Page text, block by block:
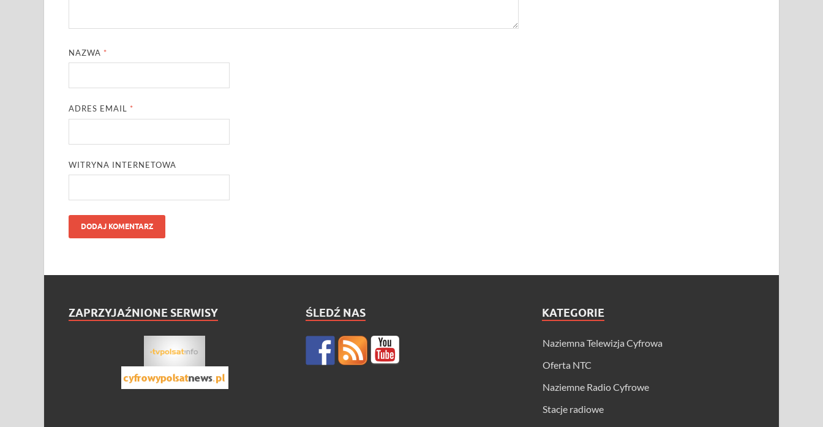
NAZWA *
ADRES EMAIL *
WITRYNA INTERNETOWA
ZAPRZYJAŹNIONE SERWISY ŚLEDŹ NAS KATEGORIE
Naziemna Telewizja Cyfrowa
Oferta NTC
Naziemne Radio Cyfrowe
Stacje radiowe